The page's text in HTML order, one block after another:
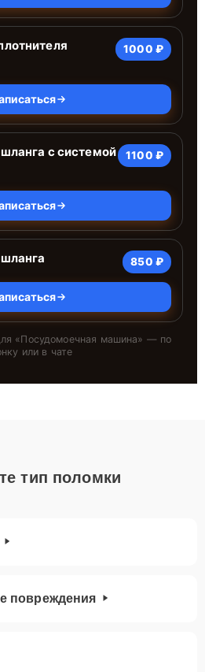
1000 ₽
с системой
1100 ₽
850 ₽
«Посудомоечная машина» — по
или в чате
тип поломки
повреждения